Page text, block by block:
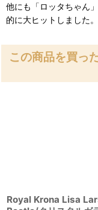
他にも「ロッタちゃん
的に大ヒットしました。
この商品を買っ
Royal Krona Lisa